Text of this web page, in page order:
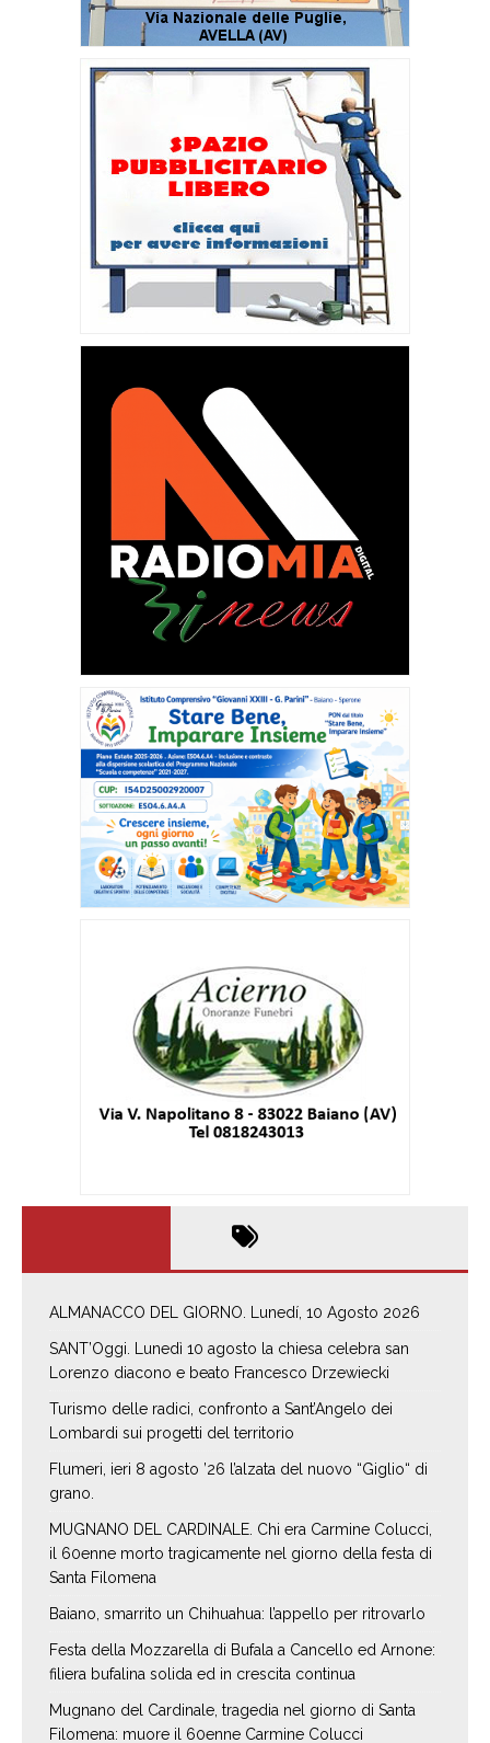
ALMANACCO DEL GIORNO. Lunedí, 10 Agosto 2026
SANT’Oggi. Lunedì 10 agosto la chiesa celebra san
Lorenzo diacono e beato Francesco Drzewiecki
Turismo delle radici, confronto a Sant’Angelo dei
Lombardi sui progetti del territorio
Flumeri, ieri 8 agosto ’26 l’alzata del nuovo “Giglio“ di
grano.
MUGNANO DEL CARDINALE. Chi era Carmine Colucci,
il 60enne morto tragicamente nel giorno della festa di
Santa Filomena
Baiano, smarrito un Chihuahua: l’appello per ritrovarlo
Festa della Mozzarella di Bufala a Cancello ed Arnone:
filiera bufalina solida ed in crescita continua
Mugnano del Cardinale, tragedia nel giorno di Santa
Filomena: muore il 60enne Carmine Colucci